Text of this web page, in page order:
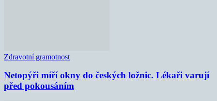
Zdravotní gramotnost
Netopýři míří okny do českých ložnic. Lékaři varují
před pokousáním